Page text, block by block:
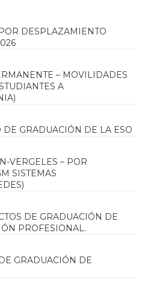
DESPLAZAMIENTO
– MOVILIDADES
A
DE GRADUACIÓN DE LA ESO
VERGELES – POR
SISTEMAS
DE GRADUACIÓN DE
PROFESIONAL.
GRADUACIÓN DE